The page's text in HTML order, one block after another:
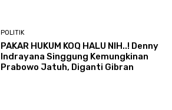
POLITIK
PAKAR HUKUM KOQ HALU NIH..! Denny
Indrayana Singgung Kemungkinan
Prabowo Jatuh, Diganti Gibran